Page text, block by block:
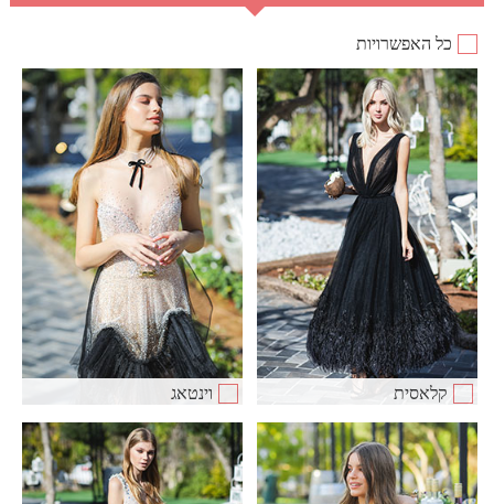
כל האפשרויות
קלאסית וינטאג